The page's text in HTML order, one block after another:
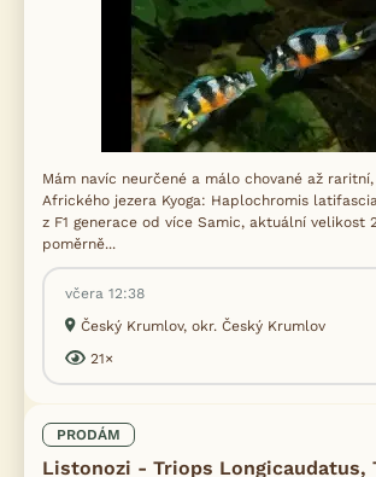
Mám navíc neurčené a málo chované až
Afrického jezera Kyoga: Haplochromis
z F1 generace od více Samic, aktuální velikost
poměrně...
včera 12:38
Český Krumlov, okr. Český Krumlov
21×
PRODÁM
Listonozi - Triops Longicaudatus,